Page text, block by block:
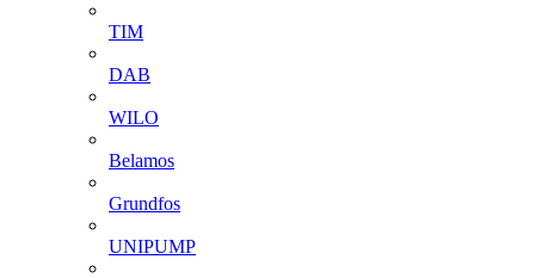
TIM
DAB
WILO
Belamos
Grundfos
UNIPUMP